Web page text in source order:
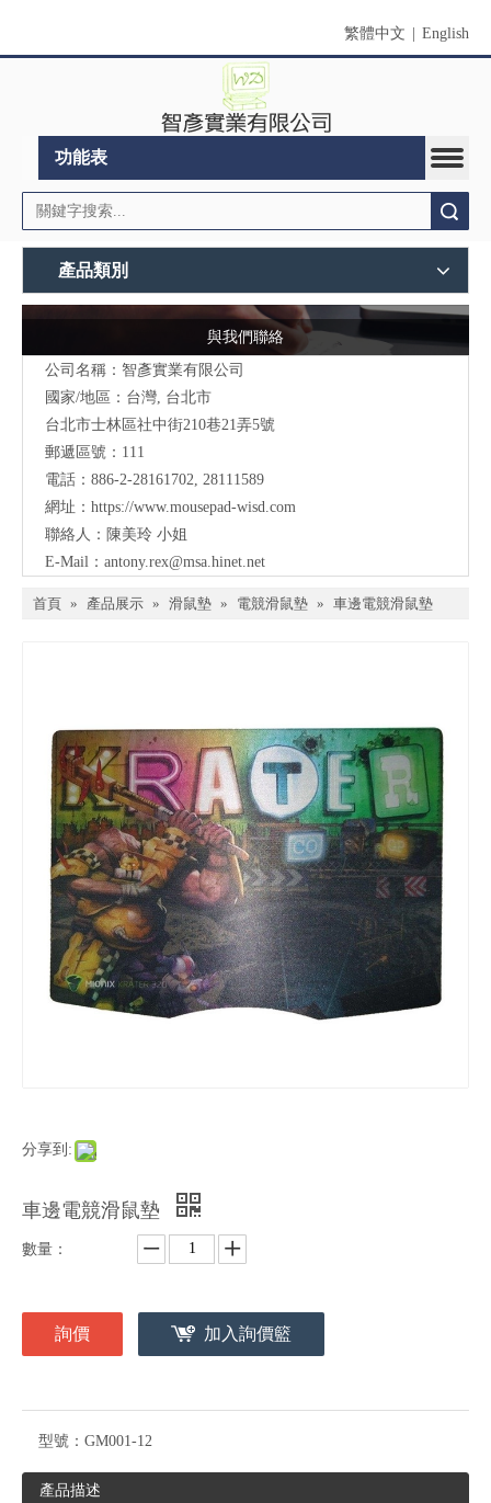
繁體中文 English
功能表
產品類別
與我們聯絡
公司名稱：智彥實業有限公司
國家/地區：台灣, 台北市
台北市士林區社中街210巷21弄5號
郵遞區號：111
電話：886-2-28161702, 28111589
網址： https://www.mousepad-wisd.com
聯絡人：陳美玲 小姐
E-Mail： antony.rex@msa.hinet.net
首頁 » 產品展示 » 滑鼠墊 » 電競滑鼠墊 » 車邊電競滑鼠墊
分享到:
車邊電競滑鼠墊
數量：
詢價 加入詢價籃
型號： GM001-12
產品描述